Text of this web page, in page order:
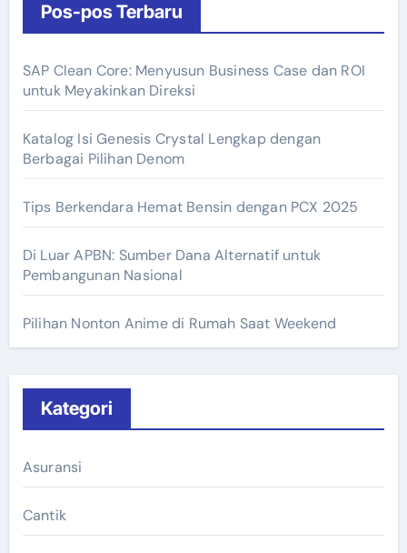
Pos-pos Terbaru
SAP Clean Core: Menyusun Business Case dan ROI
untuk Meyakinkan Direksi
Katalog Isi Genesis Crystal Lengkap dengan
Berbagai Pilihan Denom
Tips Berkendara Hemat Bensin dengan PCX 2025
Di Luar APBN: Sumber Dana Alternatif untuk
Pembangunan Nasional
Pilihan Nonton Anime di Rumah Saat Weekend
Kategori
Asuransi
Cantik